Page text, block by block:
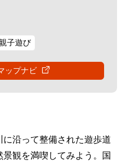
子遊び
ップナビ
沿って整備された遊歩道
観を満喫してみよう。国